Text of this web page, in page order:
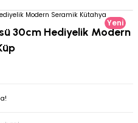
Yeni
30cm Hediyelik Modern